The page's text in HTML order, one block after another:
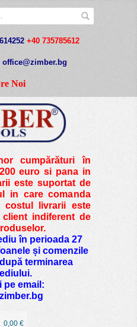
+40 735785612
Noi
cumpărături în
euro si pana in
este suportat de
in care comanda
costul livrarii este
indiferent de
în perioada 27
și comenzile
terminarea
pe email:
0,00 €